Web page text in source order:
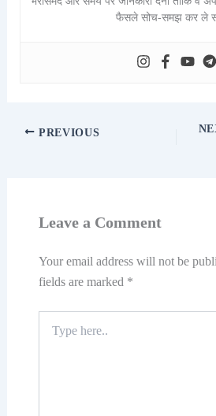
फैसले सोच-समझ कर ले
PREVIOUS
Leave a Comment
Your email address will not be
fields are marked *
here..